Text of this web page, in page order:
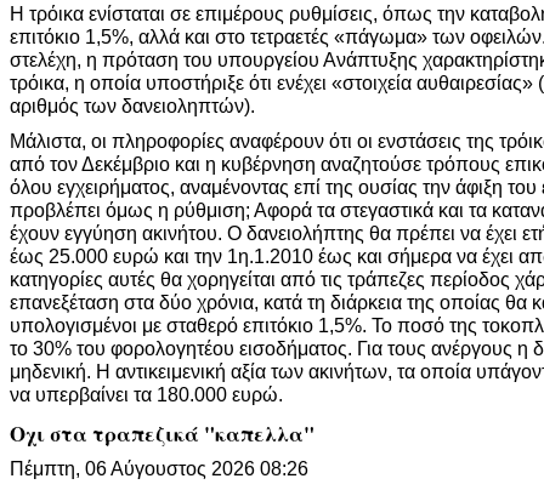
Η τρόικα ενίσταται σε επιμέρους ρυθμίσεις, όπως την
επιτόκιο 1,5%, αλλά και στο τετραετές «πάγωμα» των
στελέχη, η πρόταση του υπουργείου Ανάπτυξης
τρόικα, η οποία υποστήριξε ότι ενέχει «στοιχεία αυθαιρεσίας»
αριθμός των δανειοληπτών).
Μάλιστα, οι πληροφορίες αναφέρουν ότι οι ενστάσεις της
από τον Δεκέμβριο και η κυβέρνηση αναζητούσε τρόπους
όλου εγχειρήματος, αναμένοντας επί της ουσίας την άφιξη του
προβλέπει όμως η ρύθμιση; Αφορά τα στεγαστικά και τα
έχουν εγγύηση ακινήτου. Ο δανειολήπτης θα πρέπει να έχει
έως 25.000 ευρώ και την 1η.1.2010 έως και σήμερα να έχει
κατηγορίες αυτές θα χορηγείται από τις τράπεζες περίοδος
επανεξέταση στα δύο χρόνια, κατά τη διάρκεια της οποίας θα
υπολογισμένοι με σταθερό επιτόκιο 1,5%. Το ποσό της
το 30% του φορολογητέου εισοδήματος. Για τους ανέργους η
μηδενική. Η αντικειμενική αξία των ακινήτων, τα οποία
να υπερβαίνει τα 180.000 ευρώ.
Οχι στα τραπεζικά "καπελλα"
Πέμπτη, 06 Αύγουστος 2026 08:26